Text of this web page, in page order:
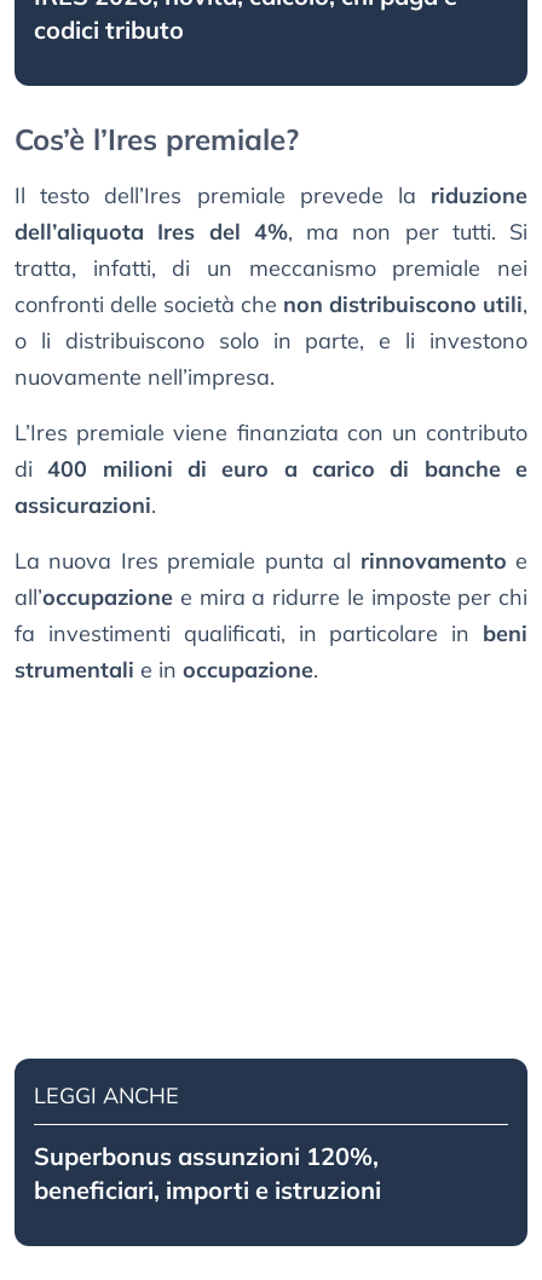
codici tributo
Cos’è l’Ires premiale?
Il testo dell’Ires premiale prevede la riduzione
dell’aliquota Ires del 4%, ma non per tutti. Si
tratta, infatti, di un meccanismo premiale nei
confronti delle società che non distribuiscono utili,
o li distribuiscono solo in parte, e li investono
nuovamente nell’impresa.
L’Ires premiale viene finanziata con un contributo
di400 milioni di euro a carico di banche e
assicurazioni.
La nuova Ires premiale punta al rinnovamento e
all’occupazione e mira a ridurre le imposte per chi
fa investimenti qualificati, in particolare in beni
strumentali e in occupazione.
LEGGI ANCHE
Superbonus assunzioni 120%,
beneficiari, importi e istruzioni